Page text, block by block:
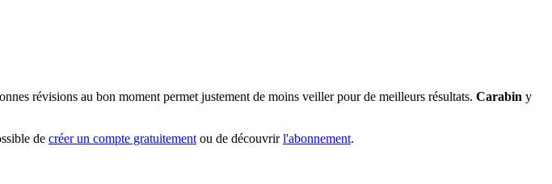
révisions au bon moment permet justement de moins veiller pour de meilleurs résultats. Carabin y
de créer un compte gratuitement ou de découvrirl'abonnement.